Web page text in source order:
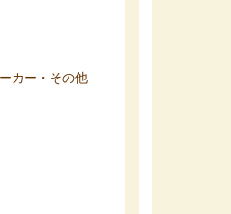
カー・その他